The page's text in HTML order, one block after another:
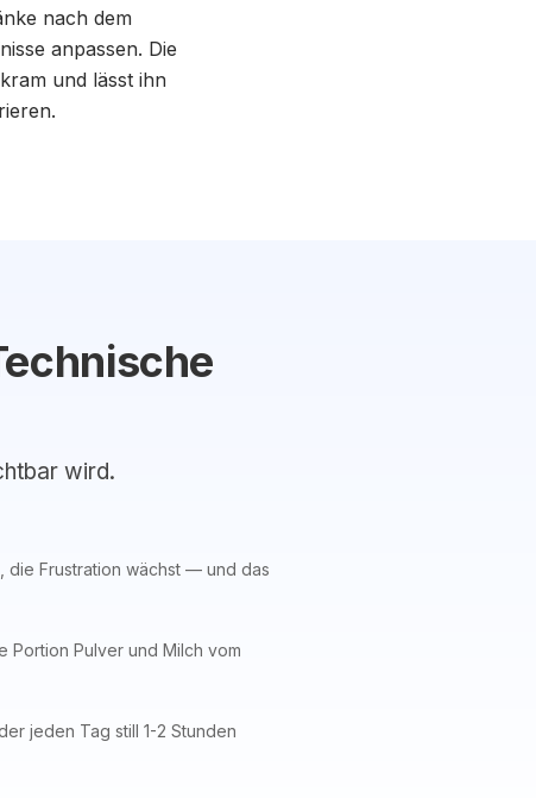
nach dem
anpassen. Die
und lässt ihn
wird.
die Frustration wächst — und das
Portion Pulver und Milch vom
jeden Tag still 1-2 Stunden